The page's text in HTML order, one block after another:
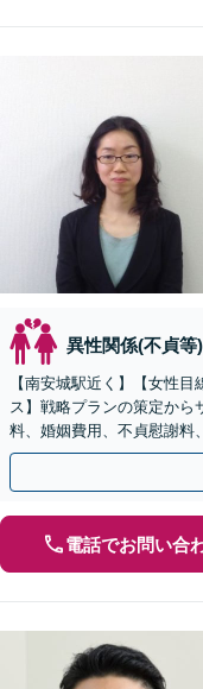
異性関係(不貞等
【南安城駅近く】【女性
ス】戦略プランの策定から
料、婚姻費用、不貞慰謝料
能】
電話でお問い合